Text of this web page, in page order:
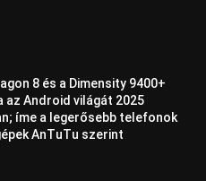
8 és a Dimensity 9400+
az Android világát 2025
íme a legerősebb telefonok
AnTuTu szerint